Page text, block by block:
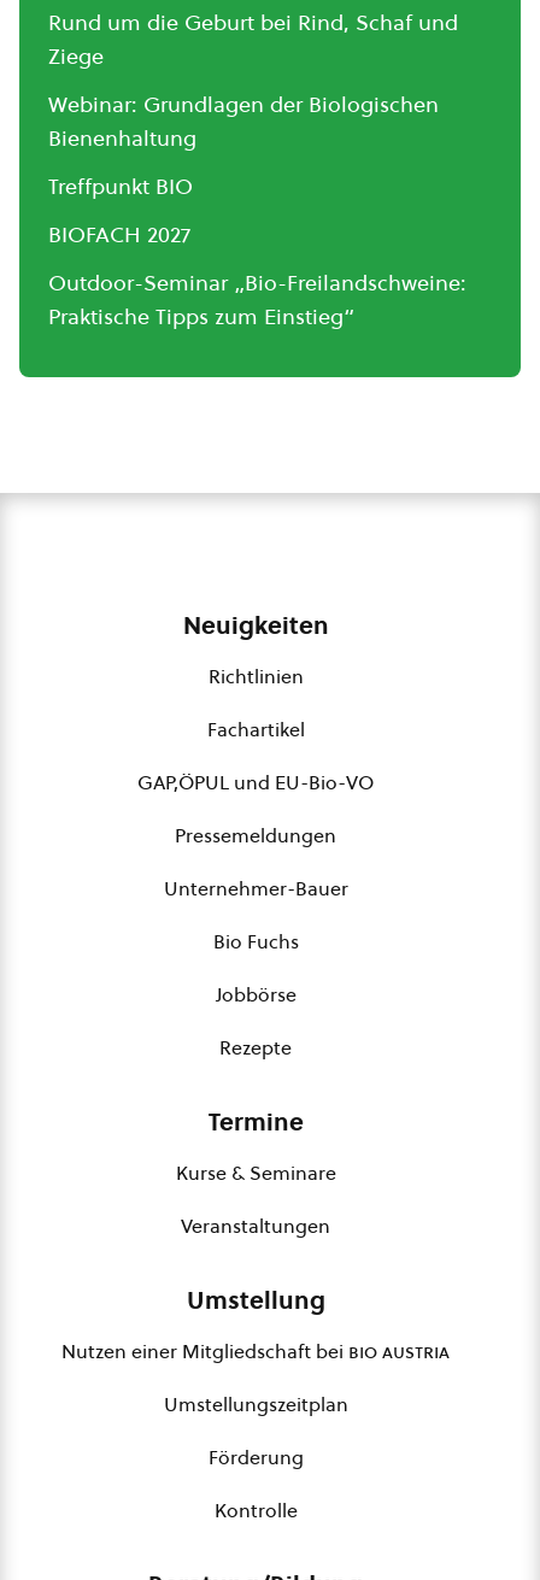
Rund um die Geburt bei Rind, Schaf und
Ziege
Webinar: Grundlagen der Biologischen
Bienenhaltung
Treffpunkt BIO
BIOFACH 2027
Outdoor-Seminar „Bio-Freilandschweine:
Praktische Tipps zum Einstieg“
Neuigkeiten
Richtlinien
Fachartikel
GAP,ÖPUL und EU-Bio-VO
Pressemeldungen
Unternehmer-Bauer
Bio Fuchs
Jobbörse
Rezepte
Termine
Kurse & Seminare
Veranstaltungen
Umstellung
Nutzen einer Mitgliedschaft bei bio austria
Umstellungszeitplan
Förderung
Kontrolle